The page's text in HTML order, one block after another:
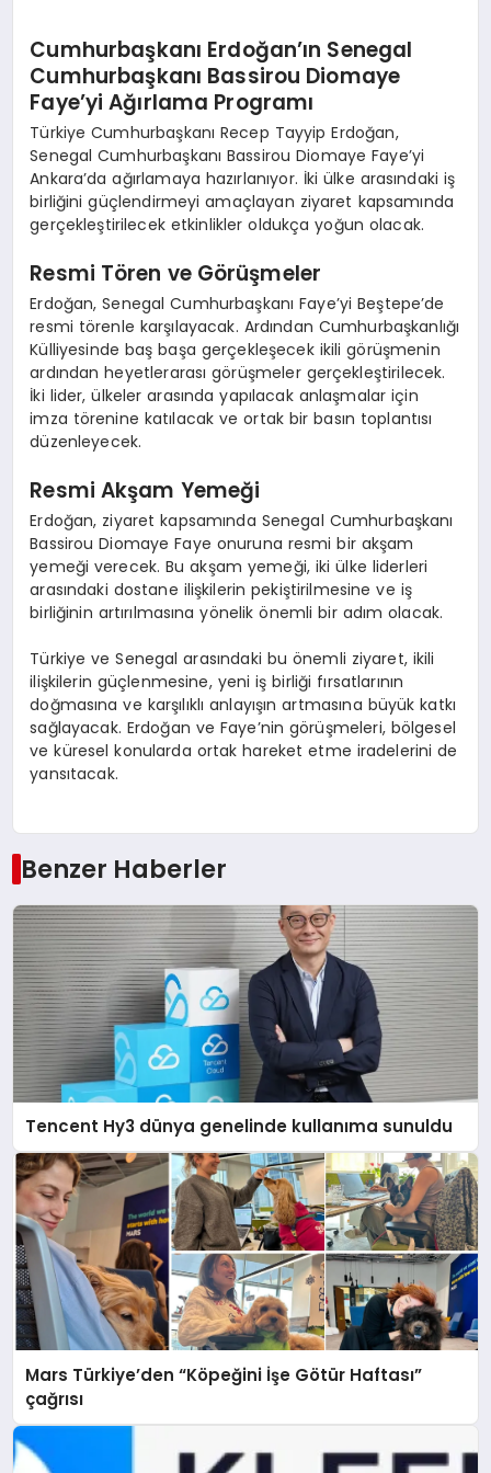
Cumhurbaşkanı Erdoğan’ın Senegal
Cumhurbaşkanı Bassirou Diomaye
Faye’yi Ağırlama Programı
Türkiye Cumhurbaşkanı Recep Tayyip Erdoğan,
Senegal Cumhurbaşkanı Bassirou Diomaye Faye’yi
Ankara’da ağırlamaya hazırlanıyor. İki ülke arasındaki iş
birliğini güçlendirmeyi amaçlayan ziyaret kapsamında
gerçekleştirilecek etkinlikler oldukça yoğun olacak.
Resmi Tören ve Görüşmeler
Erdoğan, Senegal Cumhurbaşkanı Faye’yi Beştepe’de
resmi törenle karşılayacak. Ardından Cumhurbaşkanlığı
Külliyesinde baş başa gerçekleşecek ikili görüşmenin
ardından heyetlerarası görüşmeler gerçekleştirilecek.
İki lider, ülkeler arasında yapılacak anlaşmalar için
imza törenine katılacak ve ortak bir basın toplantısı
düzenleyecek.
Resmi Akşam Yemeği
Erdoğan, ziyaret kapsamında Senegal Cumhurbaşkanı
Bassirou Diomaye Faye onuruna resmi bir akşam
yemeği verecek. Bu akşam yemeği, iki ülke liderleri
arasındaki dostane ilişkilerin pekiştirilmesine ve iş
birliğinin artırılmasına yönelik önemli bir adım olacak.
Türkiye ve Senegal arasındaki bu önemli ziyaret, ikili
ilişkilerin güçlenmesine, yeni iş birliği fırsatlarının
doğmasına ve karşılıklı anlayışın artmasına büyük katkı
sağlayacak. Erdoğan ve Faye’nin görüşmeleri, bölgesel
ve küresel konularda ortak hareket etme iradelerini de
yansıtacak.
Benzer Haberler
Tencent Hy3 dünya genelinde kullanıma sunuldu
Mars Türkiye’den “Köpeğini İşe Götür Haftası”
çağrısı